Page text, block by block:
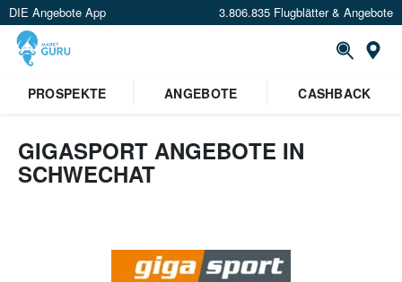
DIE Angebote App 3.806.835 Flugblätter & Angebote
PROSPEKTE
ANGEBOTE CASHBACK
GIGASPORT ANGEBOTE IN
SCHWECHAT